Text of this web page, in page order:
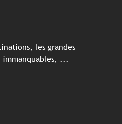
les grandes
...